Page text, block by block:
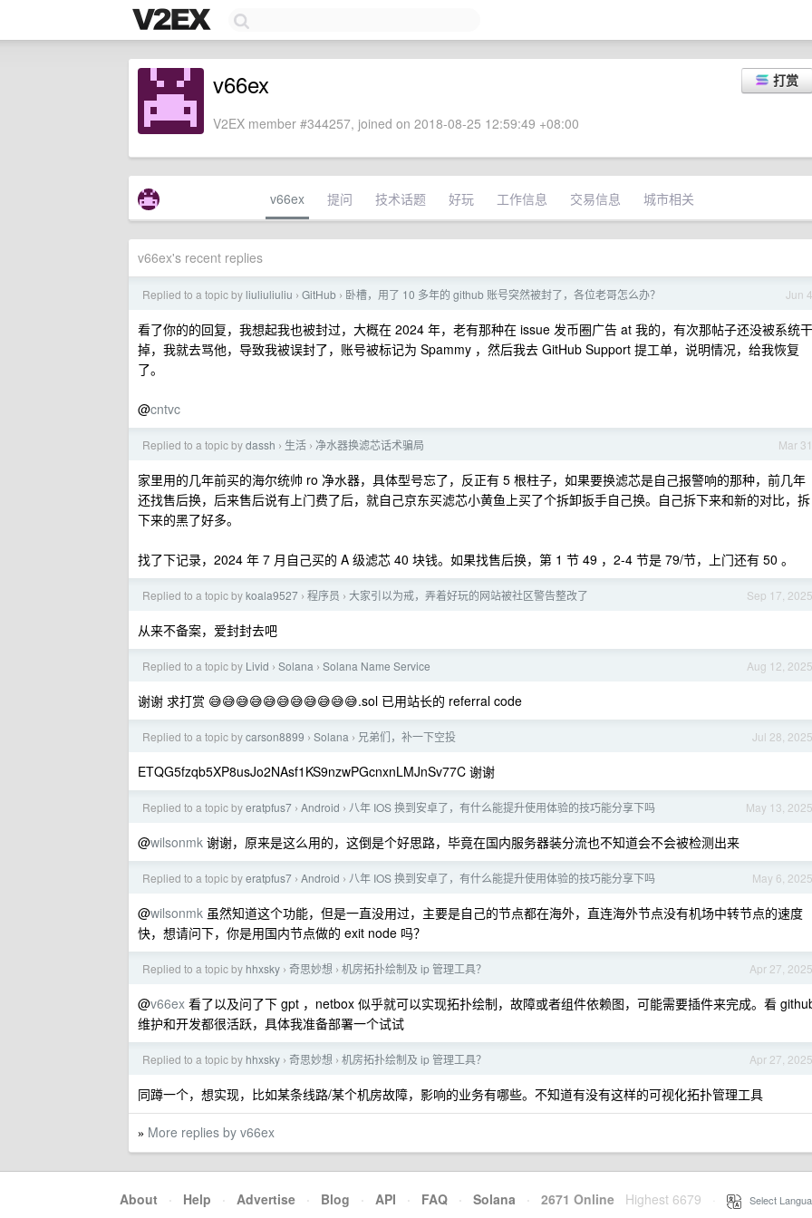
打赏
v66ex
V2EX member #344257, joined on 2018-08-25 12:59:49 +08:00
v66ex 提问 技术话题 好玩 工作信息 交易信息 城市相关
v66ex's recent replies
Jun 4
Replied to a topic by liuliuliuliu › GitHub › 卧槽，用了 10 多年的 github 账号突然被封了，各位老哥怎么办？
看了你的的回复，我想起我也被封过，大概在 2024 年，老有那种在 issue 发币圈广告 at 我的，有次那帖子还没被系统干
掉，我就去骂他，导致我被误封了，账号被标记为 Spammy ，然后我去 GitHub Support 提工单，说明情况，给我恢复
了。
@cntvc
Mar 31
Replied to a topic bydassh › 生活 › 净水器换滤芯话术骗局
家里用的几年前买的海尔统帅 ro 净水器，具体型号忘了，反正有 5 根柱子，如果要换滤芯是自己报警响的那种，前几年
还找售后换，后来售后说有上门费了后，就自己京东买滤芯小黄鱼上买了个拆卸扳手自己换。自己拆下来和新的对比，拆
下来的黑了好多。
找了下记录，2024 年 7 月自己买的 A 级滤芯 40 块钱。如果找售后换，第 1 节 49 ，2-4 节是 79/节，上门还有 50 。
Sep 17, 2025
Replied to a topic bykoala9527 › 程序员 › 大家引以为戒，弄着好玩的网站被社区警告整改了
从来不备案，爱封封去吧
Aug 12, 2025
Replied to a topic by Livid › Solana › Solana Name Service
谢谢 求打赏 😅😅😅😅😅😅😅😅😅😅😅.sol 已用站长的 referral code
Jul 28, 2025
Replied to a topic bycarson8899 › Solana › 兄弟们，补一下空投
ETQG5fzqb5XP8usJo2NAsf1KS9nzwPGcnxnLMJnSv77C 谢谢
May 13, 2025
Replied to a topic byeratpfus7 › Android › 八年 IOS 换到安卓了，有什么能提升使用体验的技巧能分享下吗
@wilsonmk 谢谢，原来是这么用的，这倒是个好思路，毕竟在国内服务器装分流也不知道会不会被检测出来
May 6, 2025
Replied to a topic byeratpfus7 › Android › 八年 IOS 换到安卓了，有什么能提升使用体验的技巧能分享下吗
@wilsonmk 虽然知道这个功能，但是一直没用过，主要是自己的节点都在海外，直连海外节点没有机场中转节点的速度
快，想请问下，你是用国内节点做的 exit node 吗？
Apr 27, 2025
Replied to a topic by hhxsky › 奇思妙想 › 机房拓扑绘制及 ip 管理工具？
@v66ex 看了以及问了下 gpt ，netbox 似乎就可以实现拓扑绘制，故障或者组件依赖图，可能需要插件来完成。看
维护和开发都很活跃，具体我准备部署一个试试
Apr 27, 2025
Replied to a topic by hhxsky › 奇思妙想 › 机房拓扑绘制及 ip 管理工具？
同蹲一个，想实现，比如某条线路/某个机房故障，影响的业务有哪些。不知道有没有这样的可视化拓扑管理工具
» More replies by v66ex
About · Help · Advertise · Blog · API · FAQ · Solana · 2671 Online Highest 6679 Select